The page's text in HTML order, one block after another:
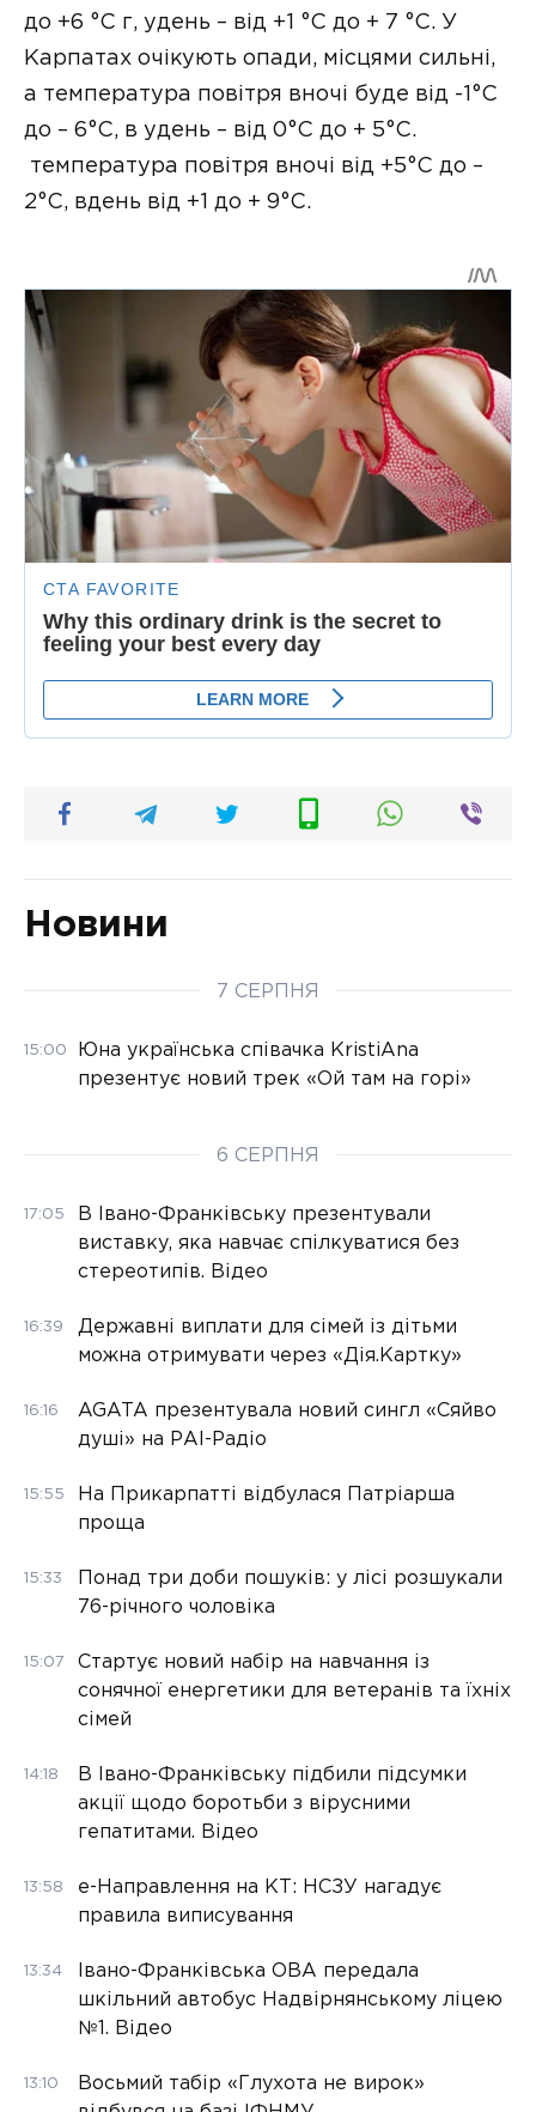
до +6 °C г, удень – від +1 °C до + 7 °C. У
Карпатах очікують опади, місцями сильні,
а температура повітря вночі буде від -1°C
до – 6°C, в удень – від 0°C до + 5°C.
температура повітря вночі від +5°C до –
2°C, вдень від +1 до + 9°C.
Новини
7 СЕРПНЯ
15:00
Юна українська співачка KristiAna
презентує новий трек «Ой там на горі»
6 СЕРПНЯ
17:05
В Івано-Франківську презентували
виставку, яка навчає спілкуватися без
стереотипів. Відео
16:39
Державні виплати для сімей із дітьми
можна отримувати через «Дія.Картку»
16:16
AGATA презентувала новий сингл «Сяйво
душі» на РАІ-Радіо
15:55
На Прикарпатті відбулася Патріарша
проща
15:33
Понад три доби пошуків: у лісі розшукали
76-річного чоловіка
15:07
Стартує новий набір на навчання із
сонячної енергетики для ветеранів та їхніх
сімей
14:18
В Івано-Франківську підбили підсумки
акції щодо боротьби з вірусними
гепатитами. Відео
13:58
е-Направлення на КТ: НСЗУ нагадує
правила виписування
13:34
Івано-Франківська ОВА передала
шкільний автобус Надвірнянському ліцею
№1. Відео
13:10
Восьмий табір «Глухота не вирок»